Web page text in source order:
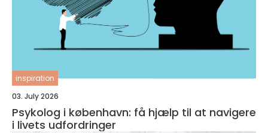
inspiration
03. July 2026
Psykolog i københavn: få hjælp til at navigere
i livets udfordringer